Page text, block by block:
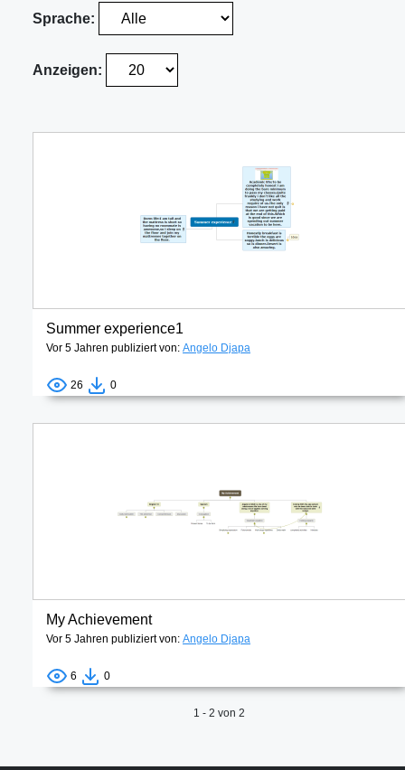
Sprache:
Anzeigen:
Summer experience1
Vor 5 Jahren publiziert von: Angelo Djapa
26 0
My Achievement
Vor 5 Jahren publiziert von: Angelo Djapa
6 0
1 - 2 von 2